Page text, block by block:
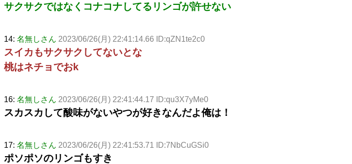
サクサクではなくコナコナしてるリンゴが許せない
14: 名無しさん 2023/06/26(月) 22:41:14.66 ID:qZN1te2c0
スイカもサクサクしてないとな
桃はネチョでおk
16: 名無しさん 2023/06/26(月) 22:41:44.17 ID:qu3X7yMe0
スカスカして酸味がないやつが好きなんだよ俺は！
17: 名無しさん 2023/06/26(月) 22:41:53.71 ID:7NbCuGSi0
ポソポソのリンゴもすき